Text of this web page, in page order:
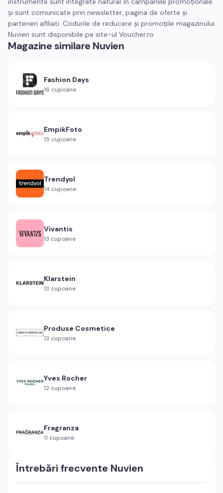
și sunt comunicate prin newsletter, pagina de oferte și
parteneri afiliati. Codurile de reducere și promoțiile magazinului
Nuvien sunt disponibile pe site-ul Voucher.ro
Magazine similare Nuvien
Fashion Days
16 cupoane
EmpikFoto
15 cupoane
Trendyol
14 cupoane
Vivantis
13 cupoane
Klarstein
13 cupoane
Produse Cosmetice
13 cupoane
Yves Rocher
12 cupoane
Fragranza
11 cupoane
Întrebări frecvente Nuvien